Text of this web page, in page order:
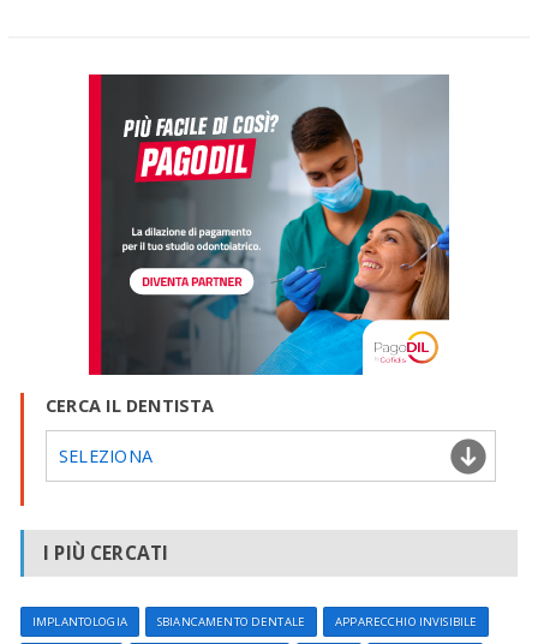
CERCA IL DENTISTA
SELEZIONA
I PIÙ CERCATI
IMPLANTOLOGIA SBIANCAMENTO DENTALE APPARECCHIO INVISIBILE